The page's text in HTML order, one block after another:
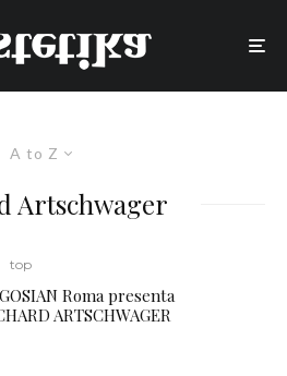
A to Z
Artschwager
top
Roma presenta
ARTSCHWAGER